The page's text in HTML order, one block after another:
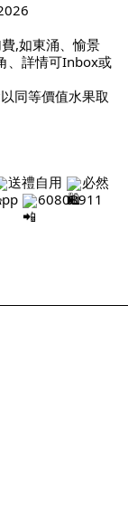
,如東涌、愉景
、詳情可Inbox或
同等價值水果取
送禮自用
必然
60808911